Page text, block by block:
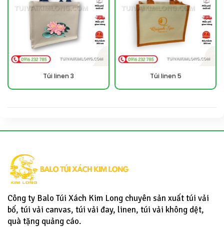
Túi linen 3 Túi linen 5
Công ty Balo Túi Xách Kim Long chuyên sản xuất túi vải
bố, túi vải canvas, túi vải đay, linen, túi vải không dệt,
quà tặng quảng cáo.